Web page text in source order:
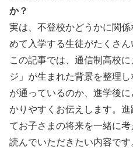
か？
実は、不登校かどうかに関
めて入学する生徒がたくさん
この記事では、通信制高校
ジ」が生まれた背景を整理
が通っているのか、進学後
かりやすくお伝えします。
てお子さまの将来を一緒に
読んでいただきたい内容です